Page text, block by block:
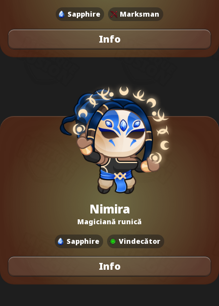
Sapphire Marksman
Info
Nimira
Magiciană runică
Sapphire Vindecător
Info